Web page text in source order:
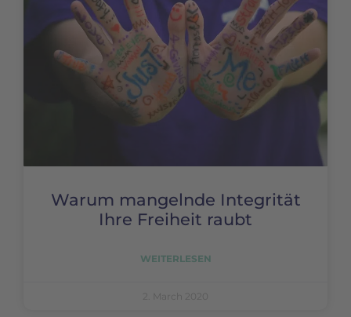
Warum mangelnde Integrität
Ihre Freiheit raubt
WEITERLESEN
2. March 2020